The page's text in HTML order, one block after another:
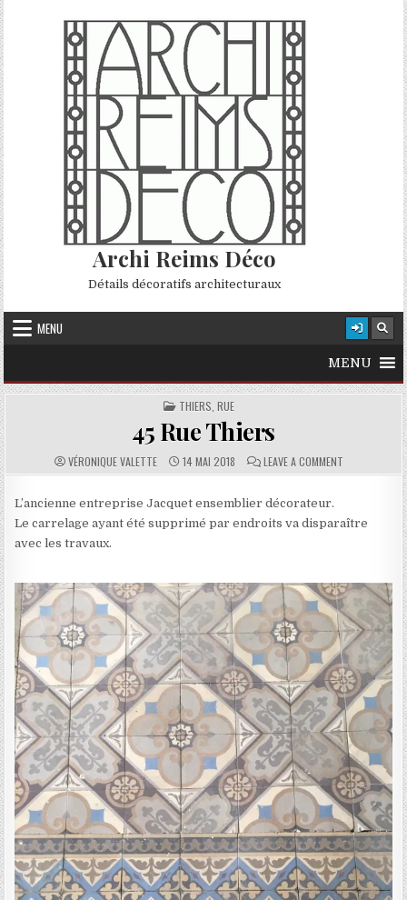
Skip to content
Archi Reims Déco
Détails décoratifs architecturaux
MENU
MENU
POSTED IN
THIERS, RUE
45 Rue Thiers
AUTHOR:
VÉRONIQUE VALETTE PUBLISHED DATE:
14 MAI 2018 COMMENTS:
LEAVE A COMMENT ON 45 RUE
L’ancienne entreprise Jacquet ensemblier décorateur.
Le carrelage ayant été supprimé par endroits va disparaître
avec les travaux.